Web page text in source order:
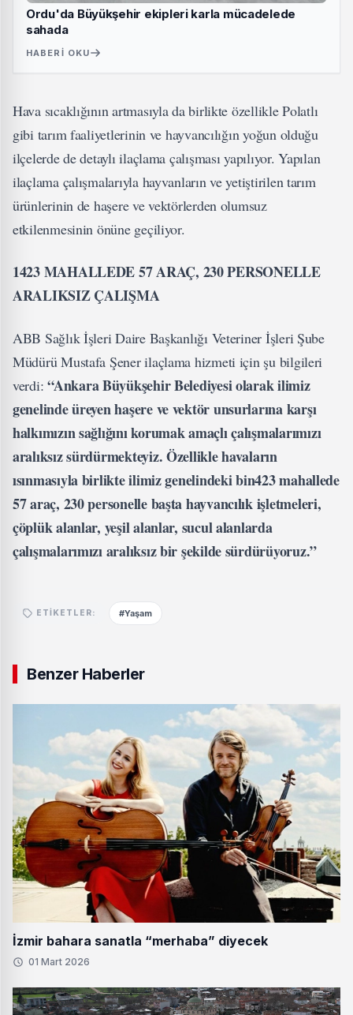
Ordu'da Büyükşehir ekipleri karla mücadelede
sahada
HABERI OKU
Hava sıcaklığının artmasıyla da birlikte özellikle Polatlı
gibi tarım faaliyetlerinin ve hayvancılığın yoğun olduğu
ilçelerde de detaylı ilaçlama çalışması yapılıyor. Yapılan
ilaçlama çalışmalarıyla hayvanların ve yetiştirilen tarım
ürünlerinin de haşere ve vektörlerden olumsuz
etkilenmesinin önüne geçiliyor.
1423 MAHALLEDE 57 ARAÇ, 230 PERSONELLE
ARALIKSIZ ÇALIŞMA
ABB Sağlık İşleri Daire Başkanlığı Veteriner İşleri Şube
Müdürü Mustafa Şener ilaçlama hizmeti için şu bilgileri
verdi:“Ankara Büyükşehir Belediyesi olarak ilimiz
genelinde üreyen haşere ve vektör unsurlarına karşı
halkımızın sağlığını korumak amaçlı çalışmalarımızı
aralıksız sürdürmekteyiz. Özellikle havaların
ısınmasıyla birlikte ilimiz genelindeki bin423 mahallede
57 araç, 230 personelle başta hayvancılık işletmeleri,
çöplük alanlar, yeşil alanlar, sucul alanlarda
çalışmalarımızı aralıksız bir şekilde sürdürüyoruz.”
ETIKETLER: #Yaşam
Benzer Haberler
İzmir bahara sanatla “merhaba” diyecek
01 Mart 2026